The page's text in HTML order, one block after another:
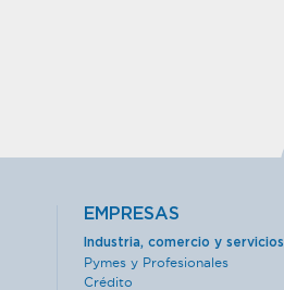
EMPRESAS
Industria, comercio y servicios
Pymes y Profesionales
Crédito